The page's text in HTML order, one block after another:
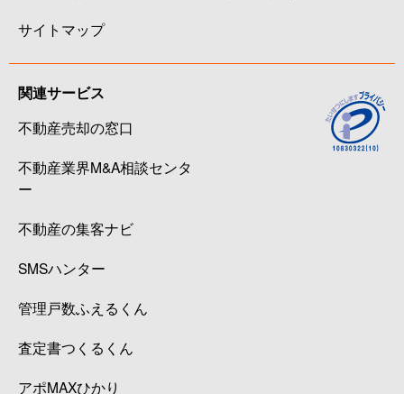
サイトマップ
関連サービス
不動産売却の窓口
不動産業界M&A相談センタ
ー
不動産の集客ナビ
SMSハンター
管理戸数ふえるくん
査定書つくるくん
アポMAXひかり